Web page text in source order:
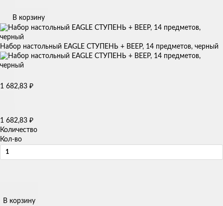
В корзину
Набор настольный EAGLE СТУПЕНЬ + ВЕЕР, 14 предметов, черный
1 682,83 ₽
1 682,83 ₽
Количество
Кол-во
В корзину